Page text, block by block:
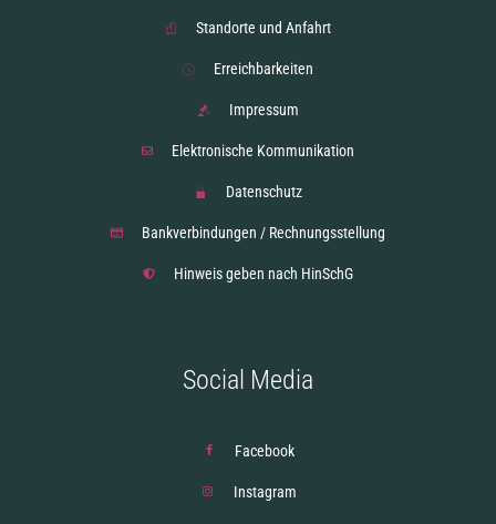
Standorte und Anfahrt
Erreichbarkeiten
Impressum
Elektronische Kommunikation
Datenschutz
Bankverbindungen / Rechnungsstellung
Hinweis geben nach HinSchG
Social Media
Facebook
Instagram